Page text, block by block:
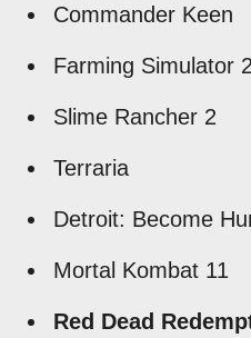
Commander Keen
Farming Simulator
Slime Rancher 2
Terraria
Detroit: Become
Mortal Kombat 11
Red Dead